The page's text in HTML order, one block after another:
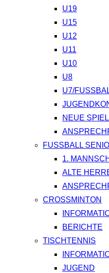
U19
U15
U12
U11
U10
U8
U7/
NEUE
FUSSBALL
1.
ALTE
CROSSMINTON
BERICHTE
TISCHTENNIS
JUGEND